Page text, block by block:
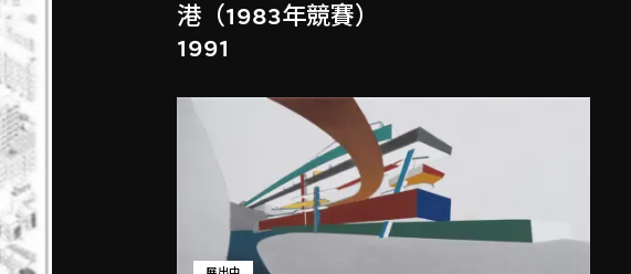
港（1983年競賽）
1991